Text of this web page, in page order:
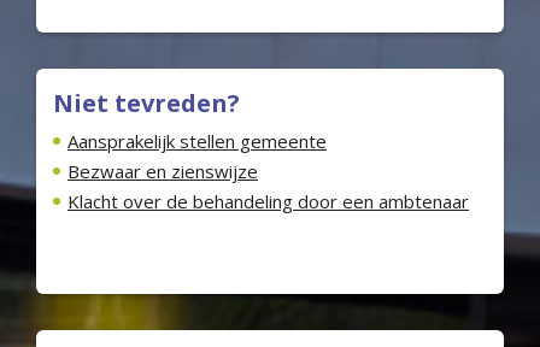
Niet tevreden?
Aansprakelijk stellen gemeente
Bezwaar en zienswijze
Klacht over de behandeling door een ambtenaar